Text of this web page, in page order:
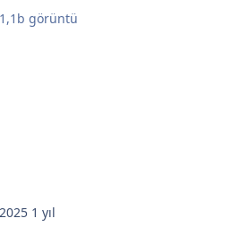
1,1b görüntü
1 yıl